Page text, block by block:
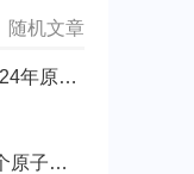
随机文章
1000原子币等于多少人民币 2024年原子币最新价格介绍一览
一个原子币等于多少人民币 一个原子币价格介绍